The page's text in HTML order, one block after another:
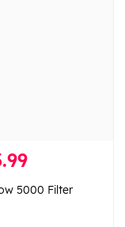
5000 Filter